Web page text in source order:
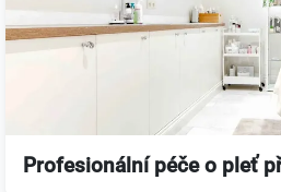
Profesionální péče o pleť